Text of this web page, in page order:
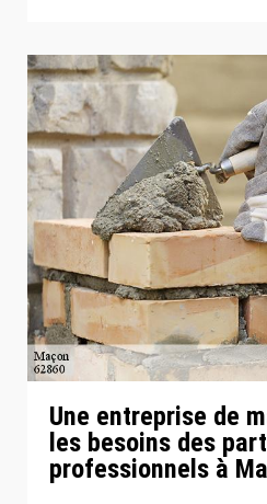
Une entreprise de
les besoins des
professionnels à